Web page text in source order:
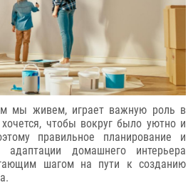
мы живем, играет важную роль в
чтобы вокруг было уютно и
правильное планирование и
домашнего интерьера
шагом на пути к созданию